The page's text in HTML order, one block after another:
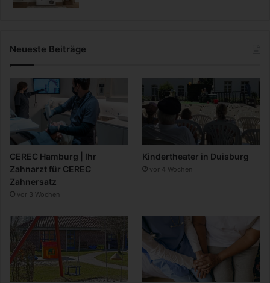
Neueste Beiträge
CEREC Hamburg | Ihr
Zahnarzt für CEREC
Zahnersatz
vor 3 Wochen
Kindertheater in Duisburg
vor 4 Wochen